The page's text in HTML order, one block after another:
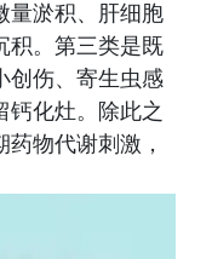
量淤积、肝细胞
积。第三类是既
创伤、寄生虫感
钙化灶。除此之
物代谢刺激，